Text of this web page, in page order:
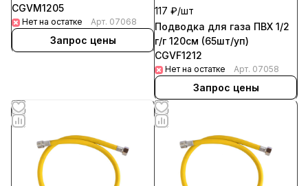
CGVM1205
Нет на остатке Арт. 07068
Запрос цены
117 ₽/шт
Подводка для газа ПВХ 1/2
г/г 120см (65шт/уп)
CGVF1212
Нет на остатке Арт. 07058
Запрос цены